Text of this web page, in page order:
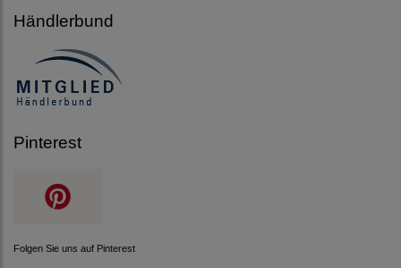
Händlerbund
Pinterest
Folgen Sie uns auf Pinterest